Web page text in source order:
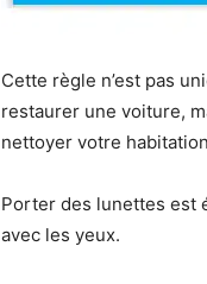
Cette règle n’est pas
restaurer une voiture,
nettoyer votre
Porter des lunettes est
avec les yeux.